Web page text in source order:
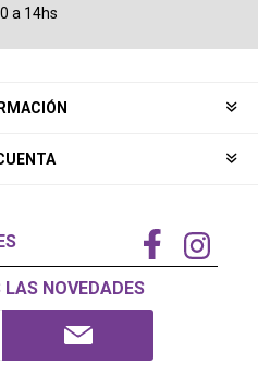
a 14hs
LAS NOVEDADES